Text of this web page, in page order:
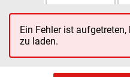
Ein Fehler ist
zu laden.